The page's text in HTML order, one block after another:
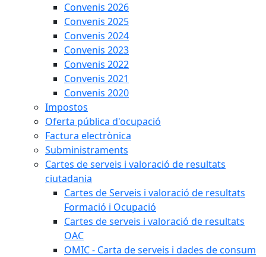
Convenis 2026
Convenis 2025
Convenis 2024
Convenis 2023
Convenis 2022
Convenis 2021
Convenis 2020
Impostos
Oferta pública d'ocupació
Factura electrònica
Subministraments
Cartes de serveis i valoració de resultats
ciutadania
Cartes de Serveis i valoració de resultats
Formació i Ocupació
Cartes de serveis i valoració de resultats
OAC
OMIC - Carta de serveis i dades de consum